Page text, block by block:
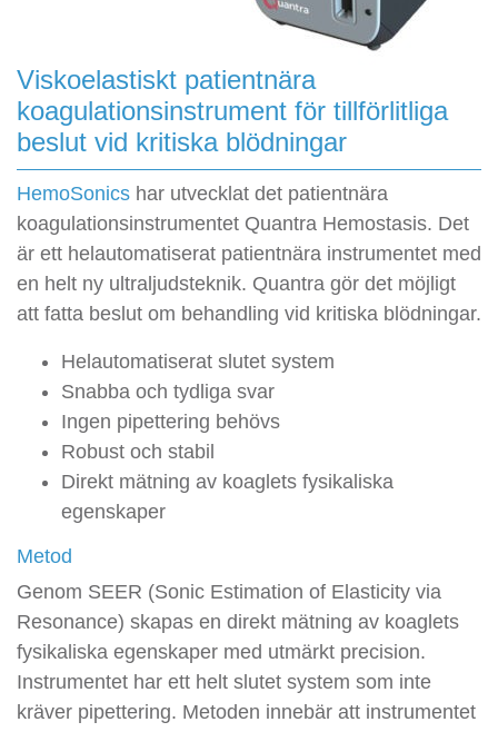
Viskoelastiskt patientnära
koagulationsinstrument för tillförlitliga
beslut vid kritiska blödningar
HemoSonics har utvecklat det patientnära
koagulationsinstrumentet Quantra Hemostasis. Det
är ett helautomatiserat patientnära instrumentet med
en helt ny ultraljudsteknik. Quantra gör det möjligt
att fatta beslut om behandling vid kritiska blödningar.
Helautomatiserat slutet system
Snabba och tydliga svar
Ingen pipettering behövs
Robust och stabil
Direkt mätning av koaglets fysikaliska
egenskaper
Metod
Genom SEER (Sonic Estimation of Elasticity via
Resonance) skapas en direkt mätning av koaglets
fysikaliska egenskaper med utmärkt precision.
Instrumentet har ett helt slutet system som inte
kräver pipettering. Metoden innebär att instrumentet